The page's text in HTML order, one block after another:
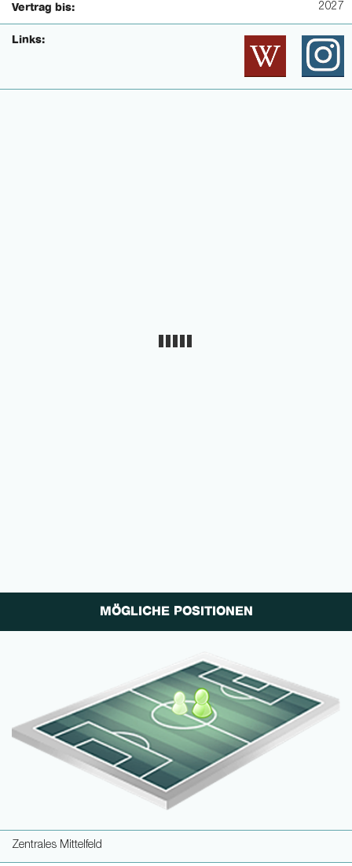
Vertrag bis: 2027
Links:
MÖGLICHE POSITIONEN
Zentrales Mittelfeld